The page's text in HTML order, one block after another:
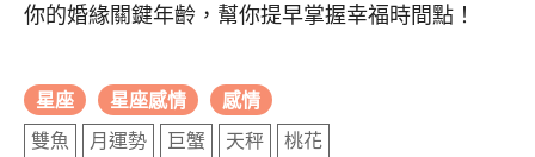
你的婚緣關鍵年齡，幫你提早掌握幸福時間點！
星座 星座感情 感情
雙魚 月運勢 巨蟹 天秤 桃花